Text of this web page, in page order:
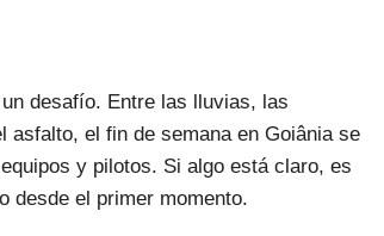
desafío. Entre las lluvias, las
asfalto, el fin de semana en Goiânia se
y pilotos. Si algo está claro, es
desde el primer momento.